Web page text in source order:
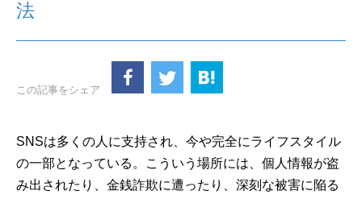
法
この記事をシェア
SNSは多くの人に支持され、今や完全にライフスタイル
の一部となっている。こういう場所には、個人情報が盗
み出されたり、金銭詐欺に遭ったり、深刻な被害に陥る